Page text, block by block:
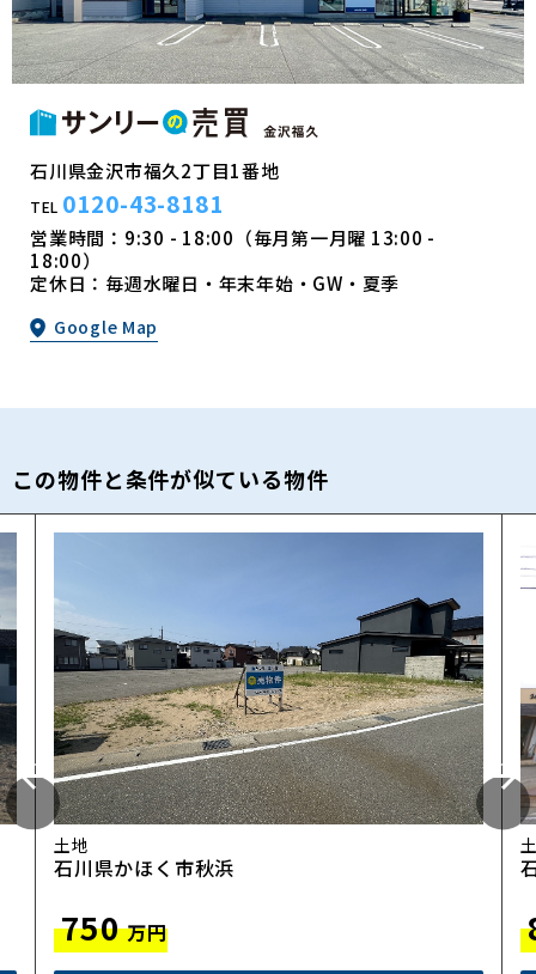
石川県金沢市福久2丁目1番地
TEL 0120-43-8181
営業時間：9:30 - 18:00（毎月第一月曜 13:00 -
18:00）
定休日：毎週水曜日・年末年始・GW・夏季
Google Map
この物件と条件が似ている物件
土地
石川県かほく市秋浜
750 万円